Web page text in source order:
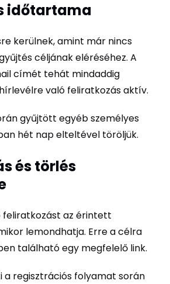
időtartama
kerülnek, amint már nincs
céljának eléréséhez. A
címét tehát mindaddig
való feliratkozás aktív.
gyűjtött egyéb személyes
hét nap elteltével töröljük.
és törlés
feliratkozást az érintett
lemondhatja. Erre a célra
található egy megfelelő link.
a regisztrációs folyamat során